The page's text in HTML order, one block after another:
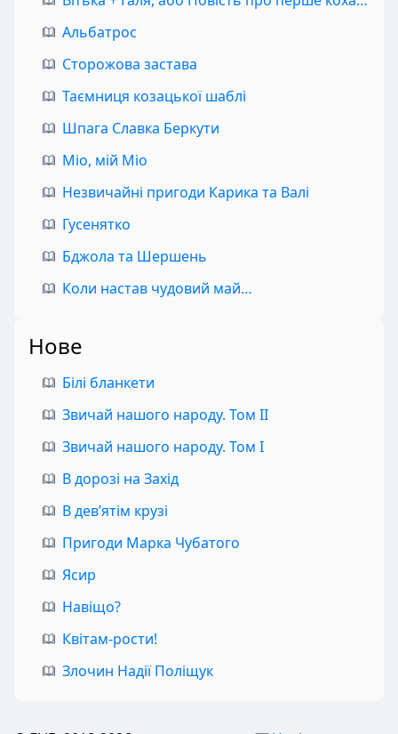
Альбатрос
Сторожова застава
Таємниця козацької шаблі
Шпага Славка Беркути
Міо, мій Міо
Незвичайні пригоди Карика та Валі
Гусенятко
Бджола та Шершень
Коли настав чудовий май…
Нове
Білі бланкети
Звичай нашого народу. Том II
Звичай нашого народу. Том I
В дорозі на Захід
В дев’ятім крузі
Пригоди Марка Чубатого
Ясир
Навіщо?
Квітам-рости!
Злочин Надії Поліщук